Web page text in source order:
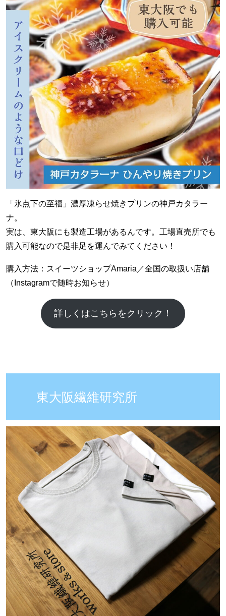
「氷点下の至福」濃厚凍らせ焼きプリンの神戸カタラー
ナ。
実は、東大阪にも製造工場があるんです。工場直売所でも
購入可能なので是非足を運んでみてください！
購入方法：スイーツショップAmaria／全国の取扱い店舗
（Instagramで随時お知らせ）
詳しくはこちらをクリック！
東大阪繊維研究所